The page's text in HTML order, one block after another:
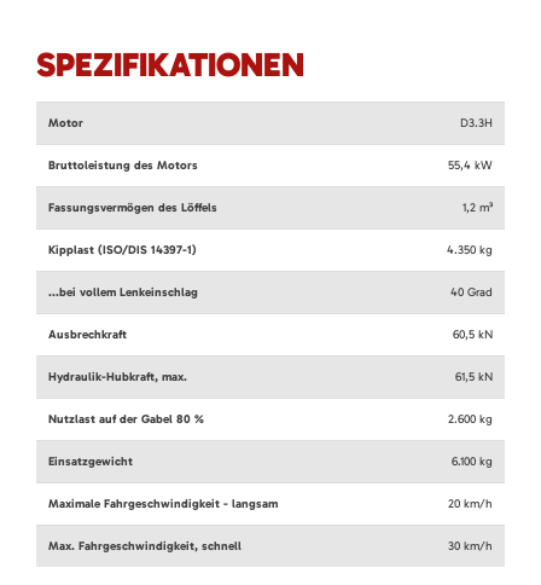
SPEZIFIKATIONEN
Motor D3.3H
Bruttoleistung des Motors 55,4 kW
Fassungsvermögen des Löffels 1,2 m³
Kipplast (ISO/DIS 14397-1) 4.350 kg
...bei vollem Lenkeinschlag 40 Grad
Ausbrechkraft 60,5 kN
Hydraulik-Hubkraft, max. 61,5 kN
Nutzlast auf der Gabel 80 % 2.600 kg
Einsatzgewicht 6.100 kg
Maximale Fahrgeschwindigkeit - langsam 20 km/h
Max. Fahrgeschwindigkeit, schnell 30 km/h